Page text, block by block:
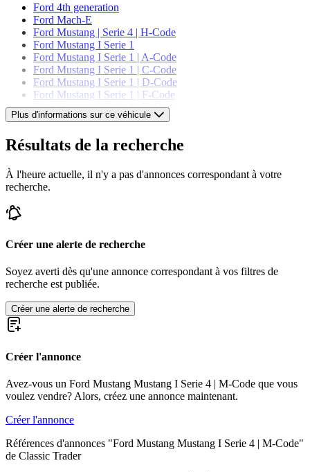
Ford 4th generation
Ford Mach-E
Ford Mustang | Serie 4 | H-Code
Ford Mustang I Serie 1
Ford Mustang I Serie 1 | A-Code
Ford Mustang I Serie 1 | C-Code
Ford Mustang I Serie 1 | D-Code
Ford Mustang I Serie 1 | F-Code
Ford Mustang I Serie 1 | K-Code
Ford Mustang I Serie 1 | T-Code
Ford Mustang I Serie 2
Ford Mustang I Serie 2 | C-Code
Ford Mustang I Serie 2 | J-Code
Ford Mustang I Serie 2 | K-Code
Ford Mustang I Serie 2 | W-Code
Ford Mustang I Serie 3
Ford Mustang I Serie 3 | F-Code
Ford Mustang I Serie 3 | H-Code
Ford Mustang I Serie 3 | L-Code
Ford Mustang I Serie 3 | Q-Code
Ford Mustang I Serie 3 | S-Code
Ford Mustang I Serie 3 | T-Code
Ford Mustang I Serie 4
Ford Mustang I Serie 4 | F-Code
Ford Mustang I Serie 4 | H-Code
Plus d'informations sur ce véhicule
Résultats de la recherche
À l'heure actuelle, il n'y a pas d'annonces correspondant à votre
recherche.
Créer une alerte de recherche
Soyez averti dès qu'une annonce correspondant à vos filtres de
recherche est publiée.
Créer une alerte de recherche
Créer l'annonce
Avez-vous un Ford Mustang Mustang I Serie 4 | M-Code que vous
voulez vendre? Alors, créez une annonce maintenant.
Créer l'annonce
Références d'annonces "Ford Mustang Mustang I Serie 4 | M-Code"
de Classic Trader